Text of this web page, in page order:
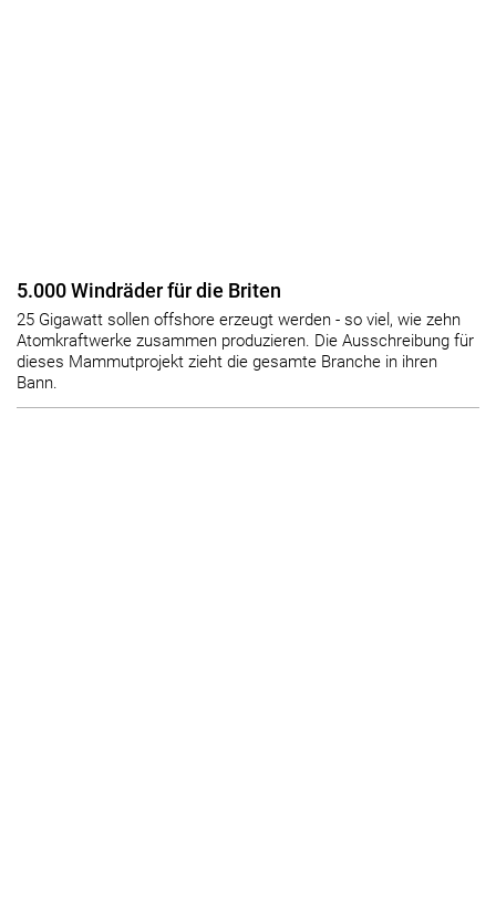
5.000 Windräder für die Briten
25 Gigawatt sollen offshore erzeugt werden - so viel, wie zehn
Atomkraftwerke zusammen produzieren. Die Ausschreibung für
dieses Mammutprojekt zieht die gesamte Branche in ihren
Bann.